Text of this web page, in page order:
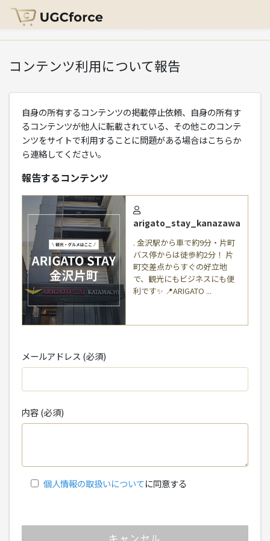
HOME > コンテンツ利用について報告
コンテンツ利用について報告
自身の所有するコンテンツの掲載停止依頼、自身の所有す
るコンテンツが他人に転載されている、その他このコンテ
ンツをサイトで利用することに問題がある場合はこちらか
ら連絡してください。
報告するコンテンツ
arigato_stay_kanazawa
. 金沢駅から車で約9分・片町
バス停からは徒歩約2分！ 片
町交差点からすぐの好立地
で、観光にもビジネスにも便
利です✨ 📍ARIGATO ...
メールアドレス (必須)
内容 (必須)
個人情報の取扱いについてに同意する
キャンセル